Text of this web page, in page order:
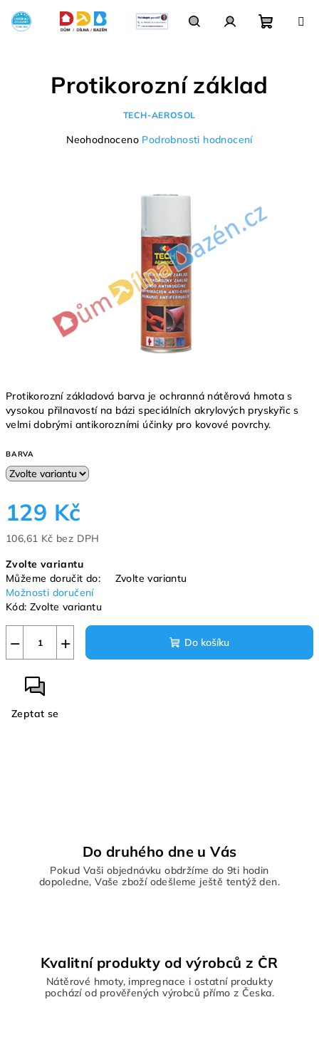
obsah
Protikorozní základová barva je ochranná nátěrová hmota s
vysokou přilnavostí na bázi speciálních akrylových pryskyřic s
velmi dobrými antikorozními účinky pro kovové povrchy.
BARVA
129 Kč
106,61 Kč bez DPH
cena:
Zvolte variantu
Můžeme doručit do:
Zvolte variantu
Možnosti doručení
Kód: Zvolte variantu
+
− Do košíku
Zeptat se
Protikorozní základ
TECH-AEROSOL
Průměrné
Neohodnoceno Podrobnosti hodnocení
Do druhého dne u Vás
Pokud Vaši objednávku obdržíme do 9ti hodin
dopoledne, Vaše zboží odešleme ještě tentýž den.
Kvalitní produkty od výrobců z ČR
Nátěrové hmoty, impregnace i ostatní produkty
pochází od prověřených výrobců přímo z Česka.